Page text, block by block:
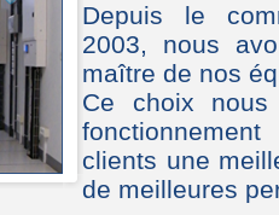
Depuis le
2003, nous
maître de nos
Ce choix
clients une
de meilleures